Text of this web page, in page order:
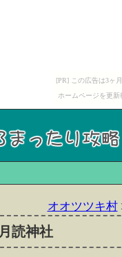
[PR] この広告は3ヶ
ホームページを更
オオツツキ村
月読神社